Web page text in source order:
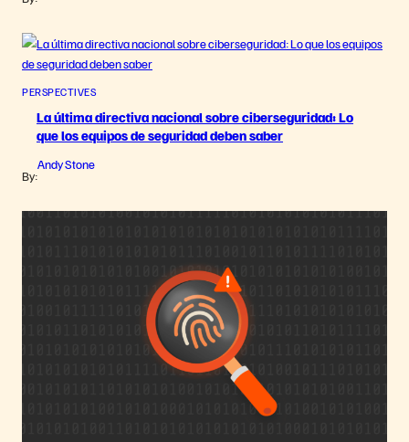
PERSPECTIVES
La última directiva nacional sobre ciberseguridad: Lo
que los equipos de seguridad deben saber
By:
Andy Stone